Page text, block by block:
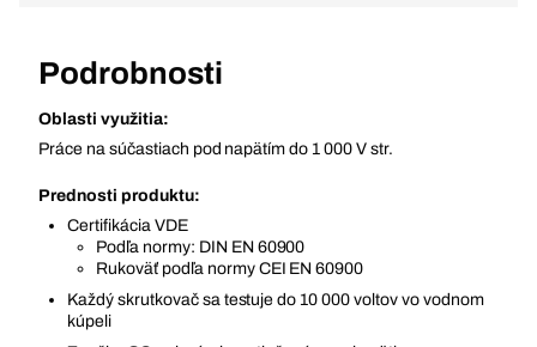
Podrobnosti
Oblasti využitia:
Práce na súčastiach pod napätím do 1 000 V str.
Prednosti produktu:
Certifikácia VDE
Podľa normy: DIN EN 60900
Rukoväť podľa normy CEI EN 60900
Každý skrutkovač sa testuje do 10 000 voltov vo vodnom
kúpeli